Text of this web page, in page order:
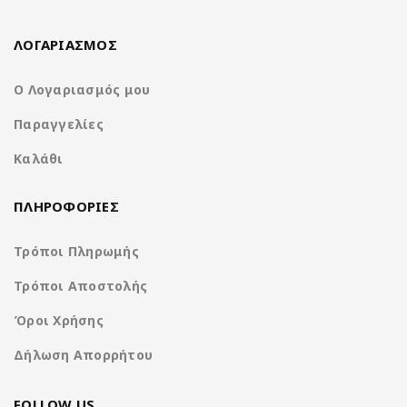
Ζήστε την καινοτομία και την ποιότητα της
1-Din receiver with capacitive screen
ΛΟΓΑΡΙΑΣΜΟΣ
Ο Λογαριασμός μου
Παραγγελίες
Καλάθι
ΠΛΗΡΟΦΟΡΙΕΣ
Τρόποι Πληρωμής
Τρόποι Αποστολής
Όροι Χρήσης
Δήλωση Απορρήτου